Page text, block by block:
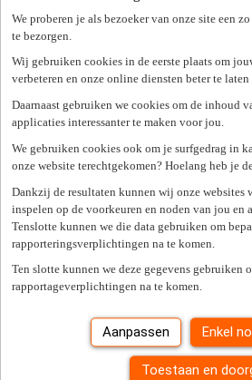
We proberen je als bezoeker van onze site een
te bezorgen.
Wij gebruiken cookies in de eerste plaats om
verbeteren en onze online diensten beter te
Daarnaast gebruiken we cookies om de inhoud
applicaties interessanter te maken voor jou.
We gebruiken cookies ook om je surfgedrag in
onze website terechtgekomen? Hoelang heb je
Dankzij de resultaten kunnen wij onze websites
inspelen op de voorkeuren en noden van jou en
Tenslotte kunnen we die data gebruiken om
rapporteringsverplichtingen na te komen.
Ten slotte kunnen we deze gegevens gebruiken
rapportageverplichtingen na te komen.
Aanpassen Enkel
Toestaan en
Wil je een copy krijgen van de
Er is een fout opgetreden. Gelieve later
Zoek kantoor
Alle vaste jobs
Alle tijdelijke jobs
Alles over interimwerken
Werkgevers
Uitzendkrachten
Diensten op maat